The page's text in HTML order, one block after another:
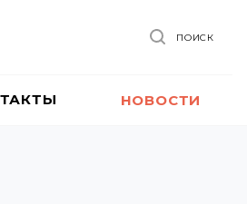
ПОИСК
НОВОСТИ